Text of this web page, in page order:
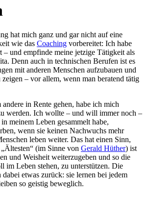
hat mich ganz und gar nicht auf eine
wie das Coaching vorbereitet: Ich habe
– und empfinde meine jetzige Tätigkeit als
Denn auch in technischen Berufen ist es
mit anderen Menschen aufzubauen und
– vor allem, wenn man beratend tätig
in Rente gehen, habe ich mich
werden. Ich wollte – und will immer noch –
meinem Leben gesammelt habe,
wenn sie keinen Nachwuchs mehr
leben weiter. Das hat einen Sinn,
(im Sinne von Gerald Hüther) ist
und Weisheit weiterzugeben und so die
im Leben stehen, zu unterstützen. Die
dabei etwas zurück: sie lernen bei jedem
so geistig beweglich.